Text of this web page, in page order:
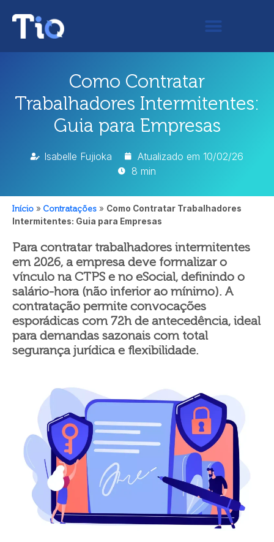
Como Contratar
Trabalhadores Intermitentes:
Guia para Empresas
Isabelle Fujioka Atualizado em 10/02/26
8 min
Início » Contratações » Como Contratar Trabalhadores
Intermitentes: Guia para Empresas
Para contratar trabalhadores intermitentes
em 2026, a empresa deve formalizar o
vínculo na CTPS e no eSocial, definindo o
salário-hora (não inferior ao mínimo). A
contratação permite convocações
esporádicas com 72h de antecedência, ideal
para demandas sazonais com total
segurança jurídica e flexibilidade.